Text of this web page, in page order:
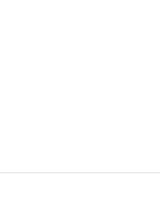
Januar ein